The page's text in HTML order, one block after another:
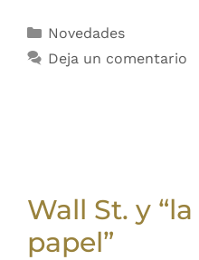
Novedades
Deja un comentario
Wall St. y
papel”